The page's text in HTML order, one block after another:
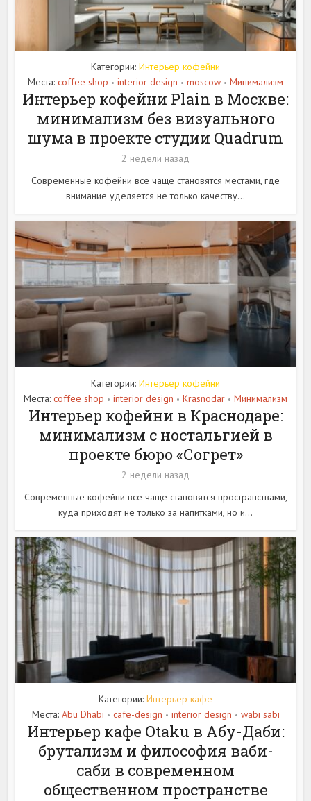
Категории: Интерьер кофейни
Места: coffee shop • interior design • moscow • Минимализм
Интерьер кофейни Plain в Москве:
минимализм без визуального
шума в проекте студии Quadrum
2 недели назад
Современные кофейни все чаще становятся местами, где
внимание уделяется не только качеству...
Категории: Интерьер кофейни
Места: coffee shop • interior design • Krasnodar • Минимализм
Интерьер кофейни в Краснодаре:
минимализм с ностальгией в
проекте бюро «Согрет»
2 недели назад
Современные кофейни все чаще становятся пространствами,
куда приходят не только за напитками, но и...
Категории: Интерьер кафе
Места: Abu Dhabi • cafe-design • interior design • wabi sabi
Интерьер кафе Otaku в Абу-Даби:
брутализм и философия ваби-
саби в современном
общественном пространстве